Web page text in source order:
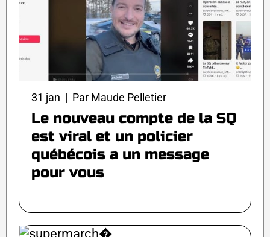
31 jan | Par Maude Pelletier
Le nouveau compte de la SQ
est viral et un policier
québécois a un message
pour vous